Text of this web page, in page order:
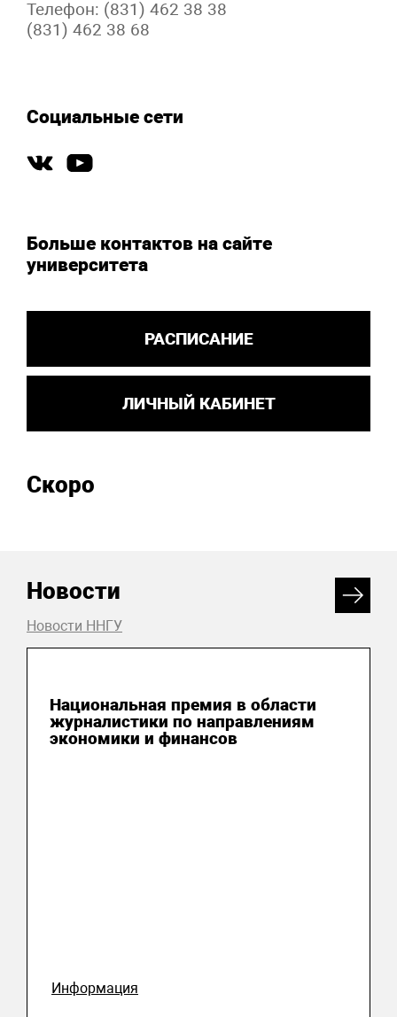
Телефон: (831) 462 38 38
(831) 462 38 68
Социальные сети
Больше контактов на сайте
университета
РАСПИСАНИЕ
ЛИЧНЫЙ КАБИНЕТ
Скоро
Новости
Новости ННГУ
Национальная премия в области
журналистики по направлениям
экономики и финансов
Информация